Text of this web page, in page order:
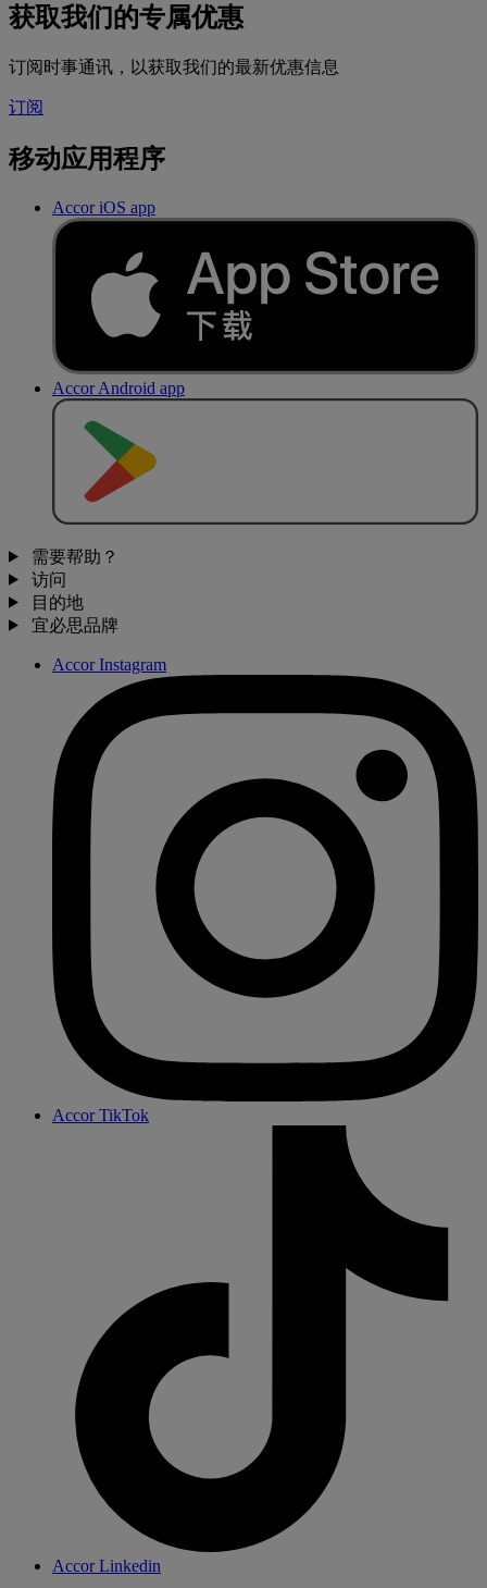
获取我们的专属优惠
订阅时事通讯，以获取我们的最新优惠信息
订阅
移动应用程序
Accor iOS app
Accor Android app
需要帮助？
访问
目的地
宜必思品牌
Accor Instagram
Accor TikTok
Accor Linkedin